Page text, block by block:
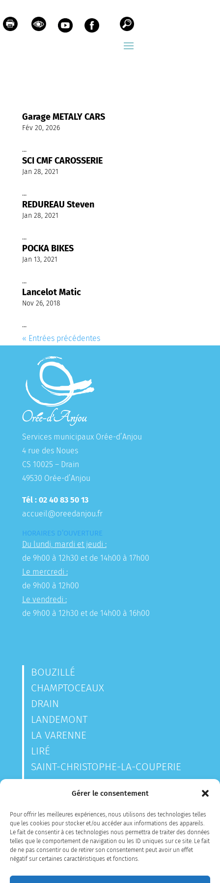
Gérer le consentement
Pour offrir les meilleures expériences, nous utilisons des technologies telles
que les cookies pour stocker et/ou accéder aux informations des appareils.
Le fait de consentir à ces technologies nous permettra de traiter des données
telles que le comportement de navigation ou les ID uniques sur ce site. Le fait
de ne pas consentir ou de retirer son consentement peut avoir un effet
négatif sur certaines caractéristiques et fonctions.
Garage METALY CARS
Fév 20, 2026
...
SCI CMF CAROSSERIE
Jan 28, 2021
...
REDUREAU Steven
Jan 28, 2021
...
POCKA BIKES
Jan 13, 2021
...
Lancelot Matic
Nov 26, 2018
...
« Entrées précédentes
Services municipaux Orée-d’Anjou
4 rue des Noues
CS 10025 – Drain
49530 Orée-d’Anjou
Tél : 02 40 83 50 13
accueil@oreedanjou.fr
HORAIRES D’OUVERTURE
Du lundi, mardi et jeudi :
de 9h00 à 12h30 et de 14h00 à 17h00
Le mercredi :
de 9h00 à 12h00
Le vendredi :
de 9h00 à 12h30 et de 14h00 à 16h00
BOUZILLÉ
CHAMPTOCEAUX
DRAIN
LANDEMONT
LA VARENNE
LIRÉ
SAINT-CHRISTOPHE-LA-COUPERIE
SAINT-LAURENT-DES-AUTELS
SAINT-SAUVEUR-DE-LANDEMONT
CONTACTEZ-NOUS